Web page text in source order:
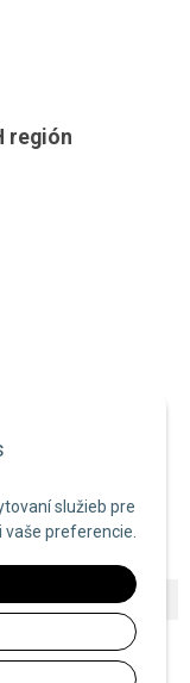
služieb pre
preferencie.
región